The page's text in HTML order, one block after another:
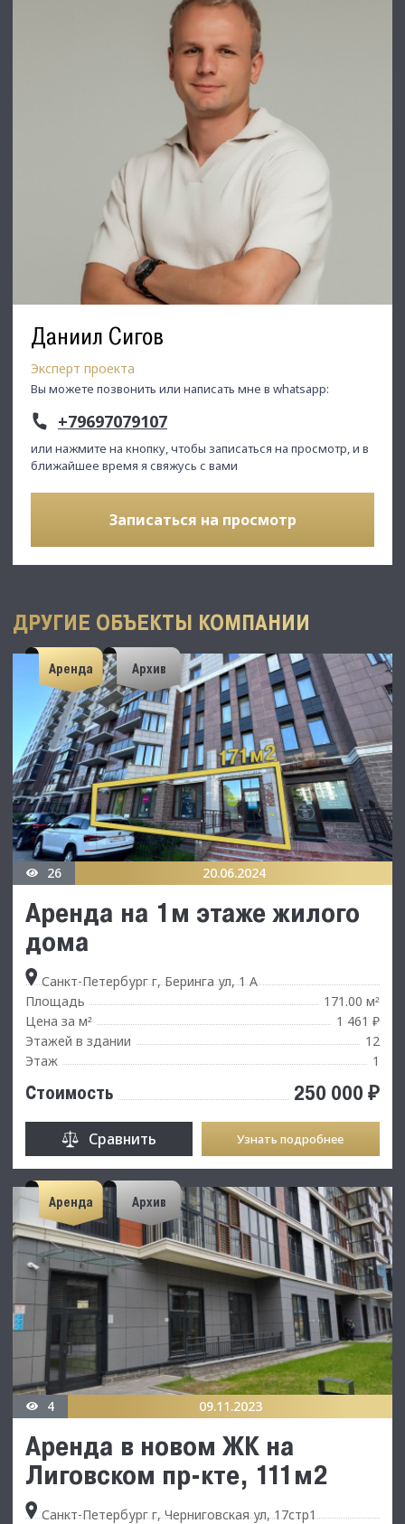
Даниил Сигов
Эксперт проекта
Вы можете позвонить или написать мне в whatsapp:
+79697079107
или нажмите на кнопку, чтобы записаться на просмотр, и в
ближайшее время я свяжусь с вами
Записаться на просмотр
ДРУГИЕ ОБЪЕКТЫ КОМПАНИИ
Аренда Архив
26 20.06.2024
Аренда на 1м этаже жилого
дома
Санкт-Петербург г, Беринга ул, 1 А
Площадь
171.00 м²
Цена за м²
1 461 ₽
Этажей в здании
12
Этаж
1
Стоимость 250 000 ₽
Сравнить Узнать подробнее
Аренда Архив
4 09.11.2023
Аренда в новом ЖК на
Лиговском пр-кте, 111м2
Санкт-Петербург г, Черниговская ул, 17стр1